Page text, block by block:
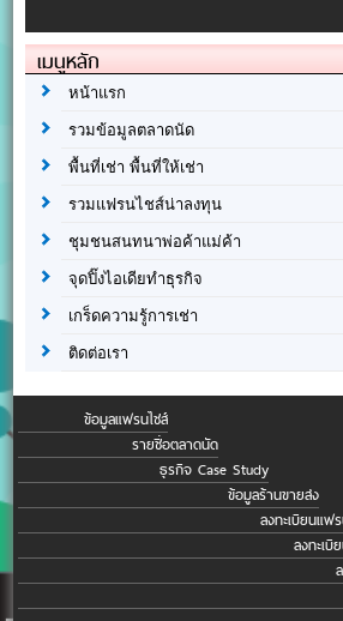
เมนูหลัก
หน้าแรก
รวมข้อมูลตลาดนัด
พื้นที่เช่า พื้นที่ให้เช่า
รวมแฟรนไชส์น่าลงทุน
ชุมชนสนทนาพ่อค้าแม่ค้า
จุดปิ๊งไอเดียทำธุรกิจ
เกร็ดความรู้การเช่า
ติดต่อเรา
ข้อมูลแฟรนไชส์
รายชื่อตลาดนัด
ธุรกิจ Case Study
ข้อมูลร้านขายส่ง
ลงทะเบียนแฟ
ลงทะเบี